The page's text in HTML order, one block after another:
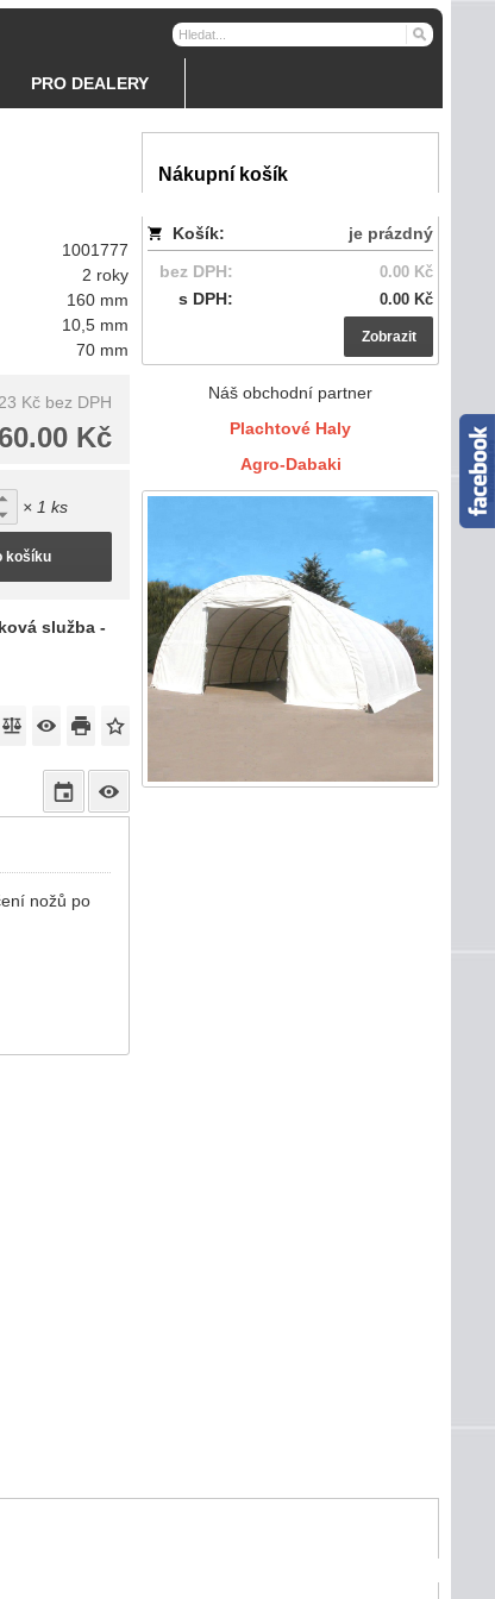
PRO DEALERY
Nákupní košík
Košík:
je prázdný
bez DPH:
0.00 Kč
s DPH: 0.00 Kč
Zobrazit
Náš obchodní partner
Plachtové Haly
Agro-Dabaki
1001777
2 roky
160 mm
10,5 mm
70 mm
Kč bez DPH
Kč
× 1 ks
košíku
služba -
nožů po